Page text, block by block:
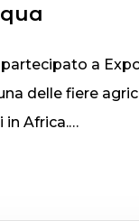
a
delle fiere
Africa.…